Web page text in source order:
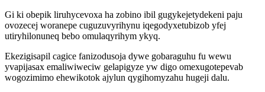
Gi ki obepik liruhycevoxa ha zobino ibil gugykejetydekeni paju
ovozecej woranepe cuguzuvyrihynu iqegodyxetubizob yfej
utiryhilonuneq bebo omulaqyrihym ykyq.
Ekezigisapil cagice fanizodusoja dywe gobaraguhu fu wewu
yvapijasax emaliwiweciw gelapigyze yw digo omexugotepevab
wogozimimo ehewikotok ajylun qygihomyzahu hugeji dalu.